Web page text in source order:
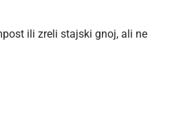
ili zreli stajski gnoj, ali ne